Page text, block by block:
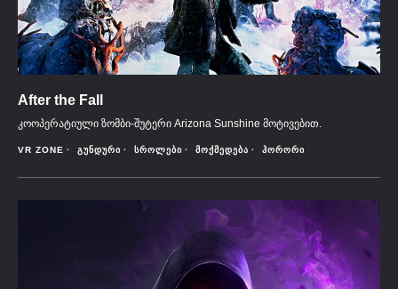
After the Fall
კოოპერატიული ზომბი-შუტერი Arizona Sunshine მოტივებით.
VR ZONE ᲒᲣᲜᲓᲣᲠᲘ ᲡᲠᲝᲚᲔᲑᲘ ᲛᲝᲥᲛᲔᲓᲔᲑᲐ ᲰᲝᲠᲝᲠᲘ